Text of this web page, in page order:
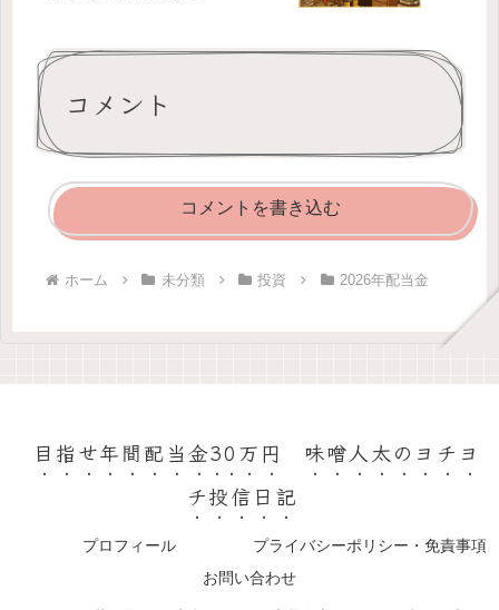
コメント
コメントを書き込む
ホーム 未分類 投資 2026年配当金
目指せ年間配当金30万円 味噌人太のヨチヨ
チ投信日記
プロフィール
プライバシーポリシー・免責事項
お問い合わせ